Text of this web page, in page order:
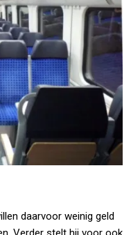
daarvoor weinig geld